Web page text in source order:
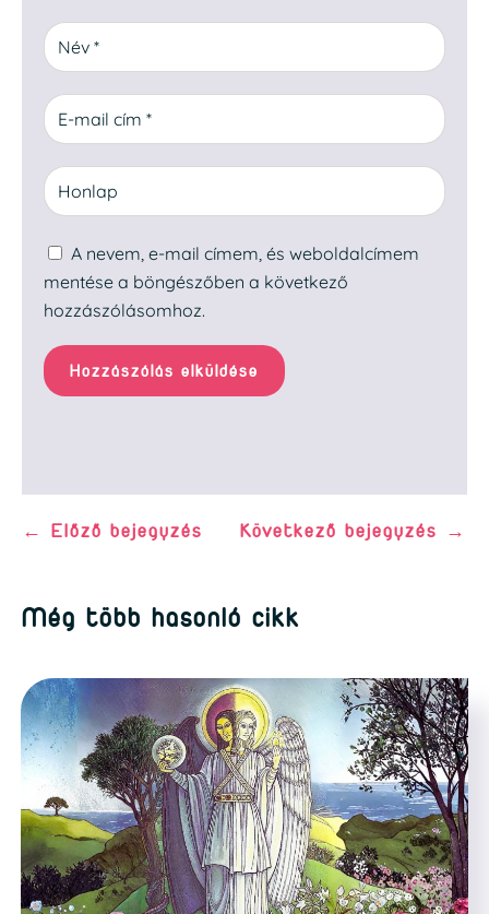
A nevem, e-mail címem, és weboldalcímem
mentése a böngészőben a következő
hozzászólásomhoz.
Hozzászólás elküldése
← Előző bejegyzés Következő bejegyzés →
Még több hasonló cikk